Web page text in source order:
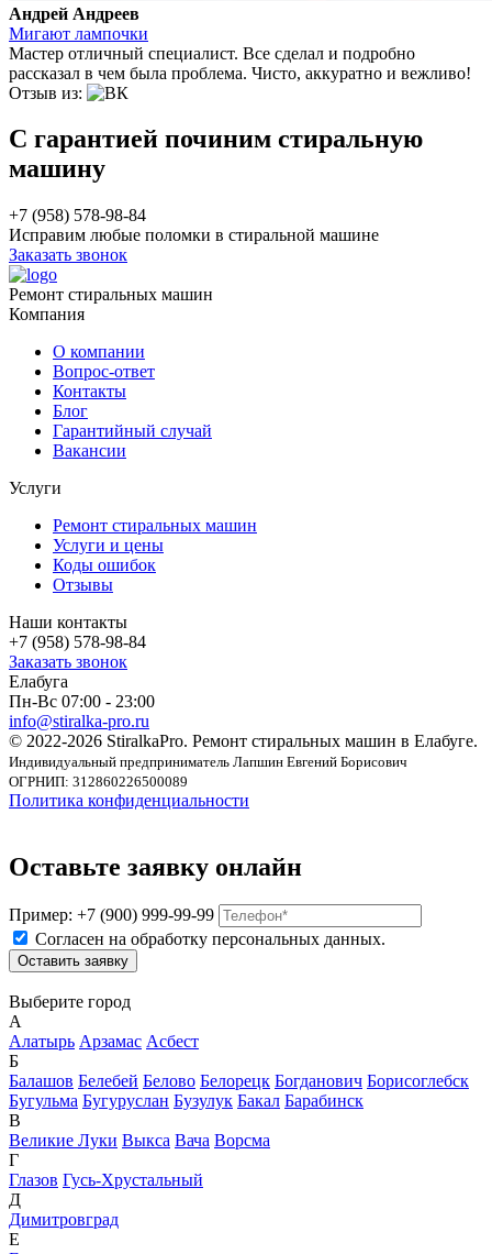
Андрей Андреев
Мигают лампочки
Мастер отличный специалист. Все сделал и подробно
рассказал в чем была проблема. Чисто, аккуратно и вежливо!
Отзыв из:
С гарантией починим стиральную
машину
+7 (958) 578-98-84
Исправим любые поломки в стиральной машине
Заказать звонок
Ремонт стиральных машин
Компания
О компании
Вопрос-ответ
Контакты
Блог
Гарантийный случай
Вакансии
Услуги
Ремонт стиральных машин
Услуги и цены
Коды ошибок
Отзывы
Наши контакты
+7 (958) 578-98-84
Заказать звонок
Елабуга
Пн-Вс 07:00 - 23:00
info@stiralka-pro.ru
© 2022-2026 StiralkaPro. Ремонт стиральных машин в Елабуге.
Индивидуальный предприниматель Лапшин Евгений Борисович
ОГРНИП: 312860226500089
Политика конфиденциальности
Оставьте заявку онлайн
Пример: +7 (900) 999-99-99
Согласен на обработку персональных данных.
Выберите город
А
Алатырь Арзамас Асбест
Б
Балашов Белебей Белово Белорецк Богданович Борисоглебск
Бугульма Бугуруслан Бузулук Бакал Барабинск
В
Великие Луки Выкса Вача Ворсма
Г
Глазов Гусь-Хрустальный
Д
Димитровград
Е